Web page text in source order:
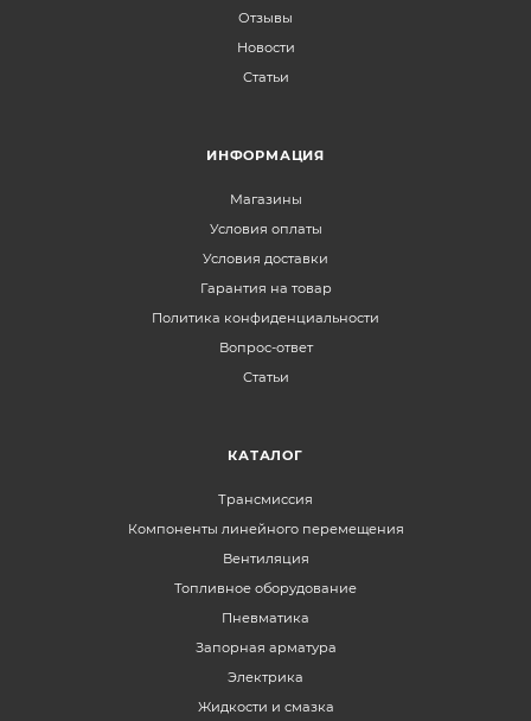
Отзывы
Новости
Статьи
ИНФОРМАЦИЯ
Магазины
Условия оплаты
Условия доставки
Гарантия на товар
Политика конфиденциальности
Вопрос-ответ
Статьи
КАТАЛОГ
Трансмиссия
Компоненты линейного перемещения
Вентиляция
Топливное оборудование
Пневматика
Запорная арматура
Электрика
Жидкости и смазка